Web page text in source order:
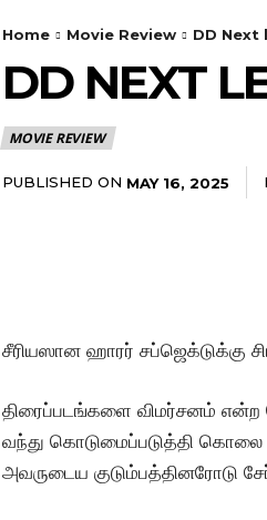
Home Movie Review DD Next
DD NEXT
MOVIE REVIEW
PUBLISHED ON MAY 16, 2025
சீரியஸான ஹாரர் சப்ஜெக்டுக்கு
திரைப்படங்களை விமர்சனம் என்ற
வந்து கொடுமைப்படுத்தி கொலை
அவருடைய குடும்பத்தினரோடு